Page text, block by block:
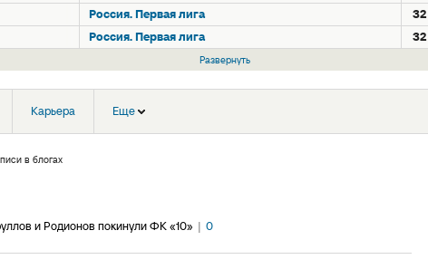
Россия. Первая лига 32
Россия. Первая лига 32
Развернуть
Карьера Еще
в блогах
и Родионов покинули ФК «10» | 0